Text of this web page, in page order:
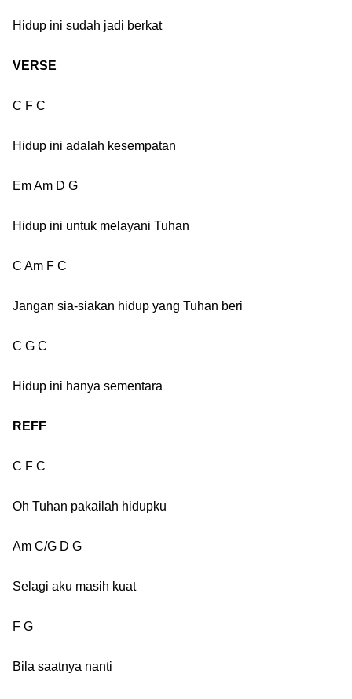
Hidup ini sudah jadi berkat
VERSE
C F C
Hidup ini adalah kesempatan
Em Am D G
Hidup ini untuk melayani Tuhan
C Am F C
Jangan sia-siakan hidup yang Tuhan beri
C G C
Hidup ini hanya sementara
REFF
C F C
Oh Tuhan pakailah hidupku
Am C/G D G
Selagi aku masih kuat
F G
Bila saatnya nanti